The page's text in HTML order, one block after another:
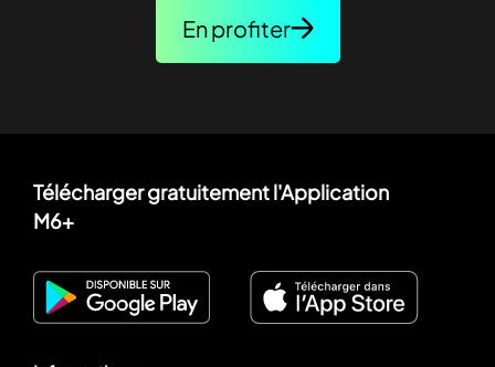
En profiter
Télécharger gratuitement l'Application
M6+